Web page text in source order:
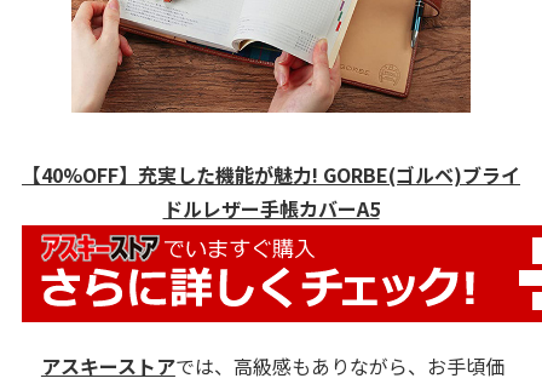
【40%OFF】充実した機能が魅力! GORBE(ゴルベ)ブライ
ドルレザー手帳カバーA5
アスキーストアでは、高級感もありながら、お手頃価